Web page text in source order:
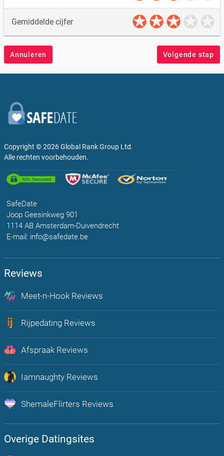
Gemiddelde cijfer
Annuleren Volgende stap
Copyright © 2026Global Rank Group Ltd.
Alle rechten voorbehouden.
SafeDate
Joop Geesinkweg 901
1114 AB Amsterdam-Duivendrecht
E-mail: info@safedate.be
Reviews
Meet-n-Hook Reviews
Chat, flirt en vind echte hookup's bij u in de regio
Rijpedating Reviews
Rijpe Dating is Plezier voor volwassenen Belgen 30+
Afspraak Reviews
Onbeperkt afspraakjes maken, flirten en chatten met mensen uit jou
regio
Iamnaughty Reviews
Op zoek naar Lust? Boost hier je sexleven
ShemaleFlirters Reviews
Overige Datingsites